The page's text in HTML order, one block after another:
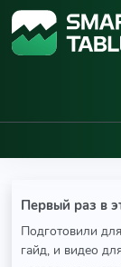
Первый раз в
Подготовили
гайд, и видео